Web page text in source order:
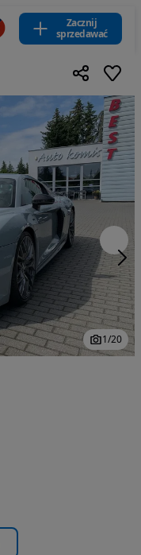
Zacznij
sprzedawać
1/20